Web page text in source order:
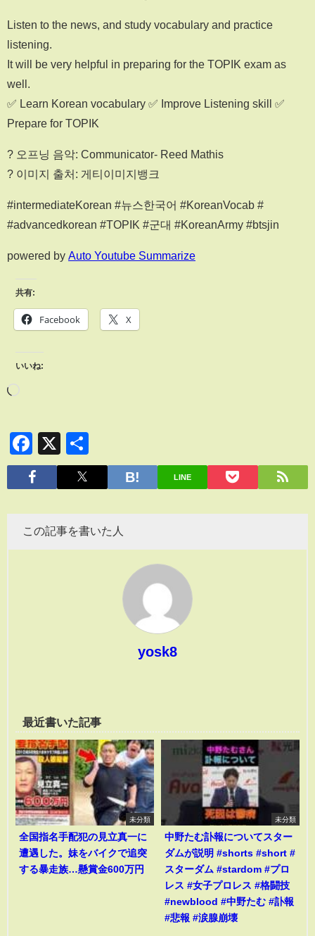
Listen to the news, and study vocabulary and practice
listening.
It will be very helpful in preparing for the TOPIK exam as
well.
✅ Learn Korean vocabulary ✅ Improve Listening skill ✅
Prepare for TOPIK
? 오프닝 음악: Communicator- Reed Mathis
?️ 이미지 출처: 게티이미지뱅크
#intermediateKorean #뉴스한국어 #KoreanVocab #
#advancedkorean #TOPIK #군대 #KoreanArmy #btsjin
powered by Auto Youtube Summarize
共有:
Facebook X
いいね:
Facebook
X
有
LINE
この記事を書いた人
yosk8
最近書いた記事
未分類
全国指名手配犯の見立真一に
遭遇した。妹をバイクで追突
する暴走族…懸賞金600万円
未分類
中野たむ訃報についてスター
ダムが説明 #shorts #short #
スターダム #stardom #プロ
レス #女子プロレス #格闘技
#newblood #中野たむ #訃報
#悲報 #涙腺崩壊